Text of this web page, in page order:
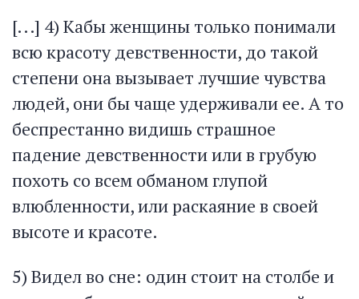
[...] 4) Кабы женщины только понимали
всю красоту девственности, до такой
степени она вызывает лучшие чувства
людей, они бы чаще удерживали ее. А то
беспрестанно видишь страшное
падение девственности или в грубую
похоть со всем обманом глупой
влюбленности, или раскаяние в своей
высоте и красоте.
5) Видел во сне: один стоит на столбе и